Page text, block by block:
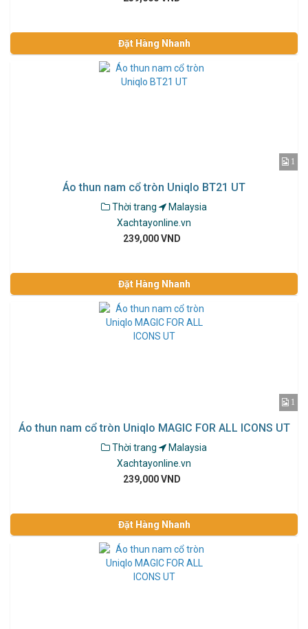
Đặt Hàng Nhanh
1
Áo thun nam cổ tròn Uniqlo BT21 UT
Thời trang
Malaysia
Xachtayonline.vn
239,000 VND
Đặt Hàng Nhanh
1
Áo thun nam cổ tròn Uniqlo MAGIC FOR ALL ICONS UT
Thời trang
Malaysia
Xachtayonline.vn
239,000 VND
Đặt Hàng Nhanh